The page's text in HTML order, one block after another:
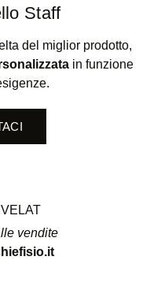
Staff
del miglior prodotto,
in funzione
vendite